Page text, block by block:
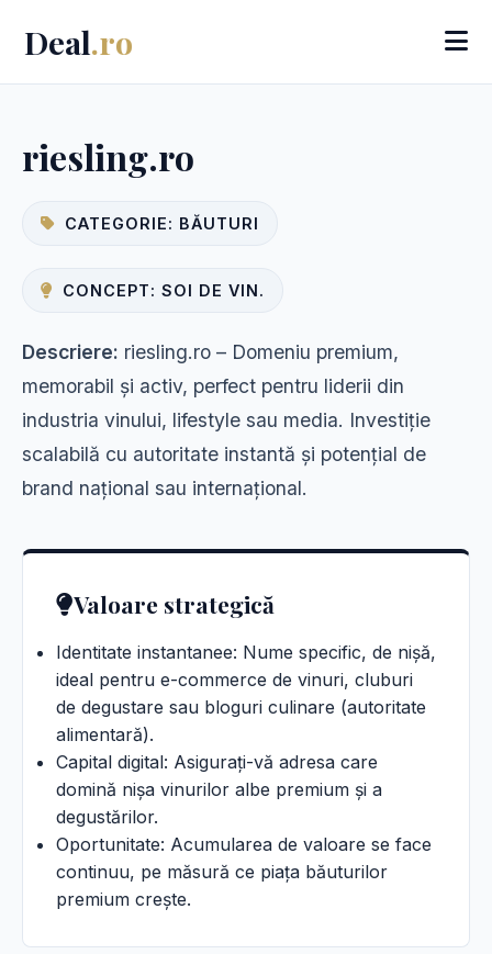
Deal.ro
riesling.ro
CATEGORIE: BĂUTURI
CONCEPT: SOI DE VIN.
Descriere: riesling.ro – Domeniu premium,
memorabil și activ, perfect pentru liderii din
industria vinului, lifestyle sau media. Investiție
scalabilă cu autoritate instantă și potențial de
brand național sau internațional.
Valoare strategică
Identitate instantanee: Nume specific, de nișă,
ideal pentru e-commerce de vinuri, cluburi
de degustare sau bloguri culinare (autoritate
alimentară).
Capital digital: Asigurați-vă adresa care
domină nișa vinurilor albe premium și a
degustărilor.
Oportunitate: Acumularea de valoare se face
continuu, pe măsură ce piața băuturilor
premium crește.